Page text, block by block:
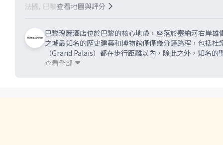
法國, 巴黎查看地圖與評分
巴黎瑰麗酒店位於巴黎的核心地帶，座落於塞納河右岸
之城最知名的歷史建築和博物館僅僅幾分鐘路程，包括
（Grand Palais）都在步行距離以內，除此之外，知名
更為便捷。 巴黎瑰麗酒店經過重大翻修，讓這座歷史悠
查看全部